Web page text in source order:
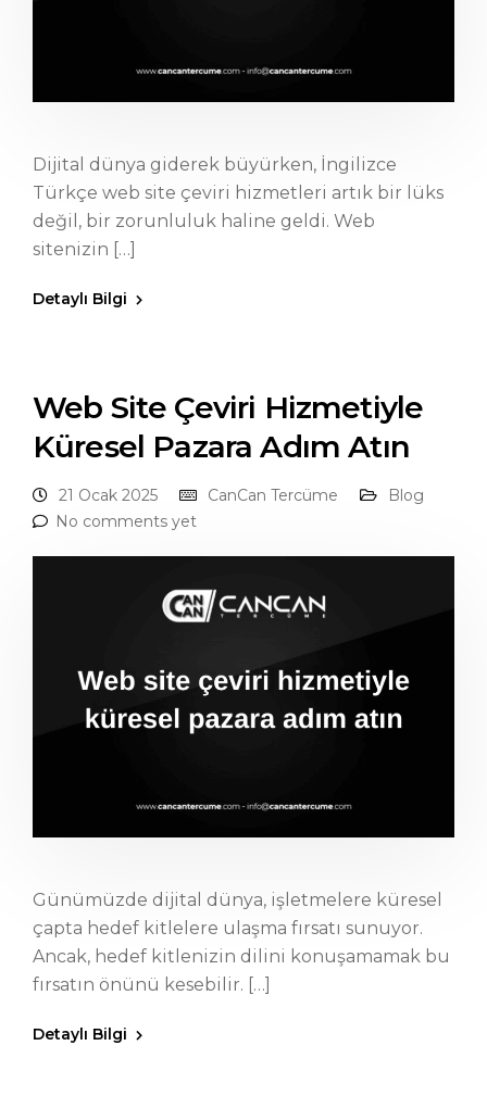
Dijital dünya giderek büyürken, İngilizce
Türkçe web site çeviri hizmetleri artık bir lüks
değil, bir zorunluluk haline geldi. Web
sitenizin […]
Detaylı Bilgi
Web Site Çeviri Hizmetiyle
Küresel Pazara Adım Atın
21 Ocak 2025 CanCan Tercüme
Blog
No comments yet
Günümüzde dijital dünya, işletmelere küresel
çapta hedef kitlelere ulaşma fırsatı sunuyor.
Ancak, hedef kitlenizin dilini konuşamamak bu
fırsatın önünü kesebilir. […]
Detaylı Bilgi